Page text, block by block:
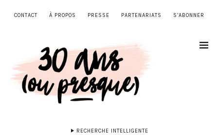
CONTACT À PROPOS PRESSE PARTENARIATS S’ABONNER
RECHERCHE INTELLIGENTE